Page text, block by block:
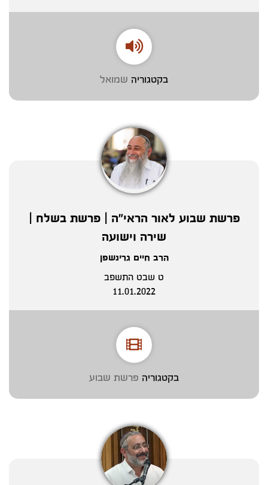
בקטגוריה שמואל
פרשת שבוע לאור הראי"ה | פרשת בשלח |
שירה וישועה
הרב חיים גרינשפן
ט שבט התשפב
11.01.2022
בקטגוריה פרשת שבוע